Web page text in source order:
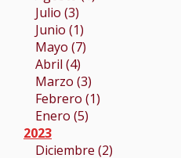
Julio (3)
Junio (1)
Mayo (7)
Abril (4)
Marzo (3)
Febrero (1)
Enero (5)
2023
Diciembre (2)